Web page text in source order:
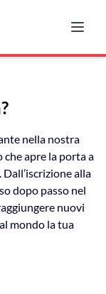
nella nostra
apre la porta a
alla
dopo passo nel
nuovi
mondo la tua